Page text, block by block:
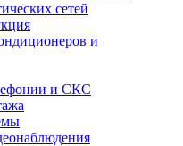
сетей
и
и СКС